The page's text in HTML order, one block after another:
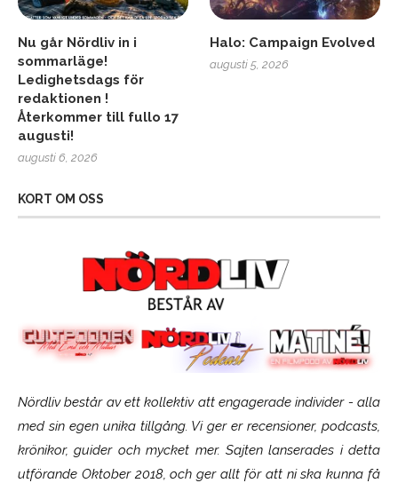
Nu går Nördliv in i
sommarläge!
Ledighetsdags för
redaktionen !
Återkommer till fullo 17
augusti!
augusti 6, 2026
Halo: Campaign Evolved
augusti 5, 2026
KORT OM OSS
Nördliv består av ett kollektiv att engagerade individer - alla
med sin egen unika tillgång. Vi ger er recensioner, podcasts,
krönikor, guider och mycket mer. Sajten lanserades i detta
utförande Oktober 2018, och ger allt för att ni ska kunna få